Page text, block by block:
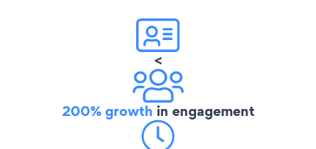
<
200% growth in engagement